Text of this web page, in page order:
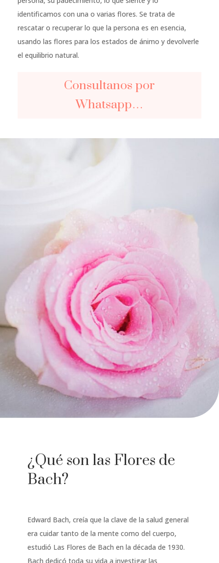
identificamos con una o varias flores. Se trata de
rescatar o recuperar lo que la persona es en esencia,
usando las flores para los estados de ánimo y devolverle
el equilibrio natural.
Consultanos por
Whatsapp…
¿Qué son las Flores de
Bach?
Edward Bach, creía que la clave de la salud general
era cuidar tanto de la mente como del cuerpo,
estudió Las Flores de Bach en la década de 1930.
Bach dedicó toda su vida a investigar las